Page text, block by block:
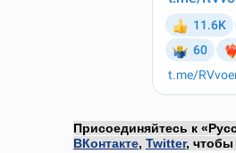
Присоединяйтесь к
ВКонтакте, Twitter, чтобы